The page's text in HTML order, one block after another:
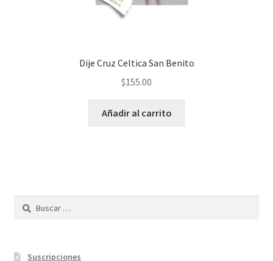
Dije Cruz Celtica San Benito
$155.00
Añadir al carrito
Buscar:
Suscripciones